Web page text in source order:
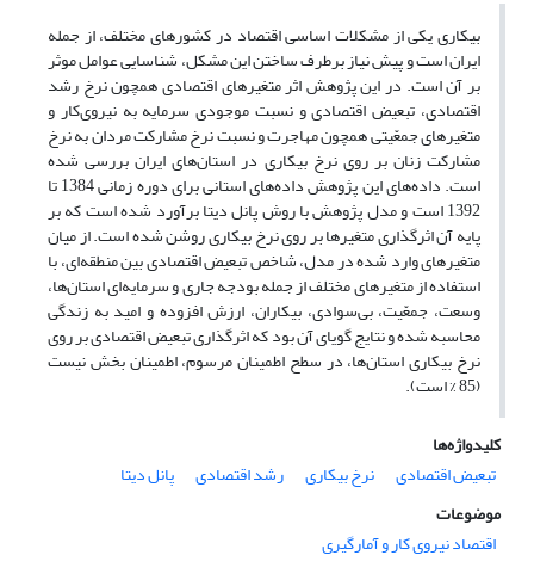
بیکاری یکی از مشکلات اساسی اقتصاد در کشورهای مختلف، از جمله
ایران است و پیش نیاز برطرف ساختن این مشکل، شناسایی عوامل موثر
بر آن است. در این پژوهش اثر متغیرهای اقتصادی همچون نرخ رشد
اقتصادی، تبعیض اقتصادی و نسبت موجودی سرمایه به نیروی‌کار و
متغیرهای جمعّیتی همچون مهاجرت و نسبت نرخ مشارکت مردان به نرخ
مشارکت زنان بر روی نرخ بیکاری در استان‌های ایران بررسی شده
است. داده‌های این پژوهش داده‌های استانی برای دوره زمانی 1384 تا
1392 است و مدل پژوهش با روش پانل دیتا برآورد شده است که بر
پایه آن اثرگذاری متغیرها بر روی نرخ بیکاری روشن شده است. از میان
متغیرهای وارد شده در مدل، شاخص تبعیض اقتصادی بین منطقه‌ای، با
استفاده از متغیرهای مختلف از جمله بودجه جاری و سرمایه‌ای استان‌ها،
وسعت، جمعّیت، بی‌سوادی، بیکاران، ارزش افزوده و امید به زندگی
محاسبه شده و نتایج گویای آن بود که اثرگذاری تبعیض اقتصادی بر روی
نرخ بیکاری استان‌ها، در سطح اطمینان مرسوم، اطمینان بخش نیست
(85 % است).
کلیدواژه‌ها
تبعیض اقتصادی
نرخ بیکاری رشد اقتصادی
پانل دیتا
موضوعات
اقتصاد نیروی کار و آمارگیری